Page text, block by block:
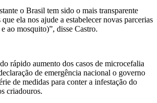
o Brasil tem sido o mais transparente
ela nos ajude a estabelecer novas parcerias
ao mosquito)”, disse Castro.
rápido aumento dos casos de microcefalia
de emergência nacional o governo
de medidas para conter a infestação do
criadouros.